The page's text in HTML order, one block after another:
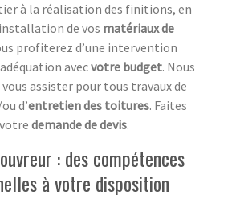
à la réalisation des finitions, en
de vos matériaux de
profiterez d’une intervention
avecvotre budget. Nous
assister pour tous travaux de
d’entretien des toitures. Faites
demande de devis.
: des compétences
à votre disposition